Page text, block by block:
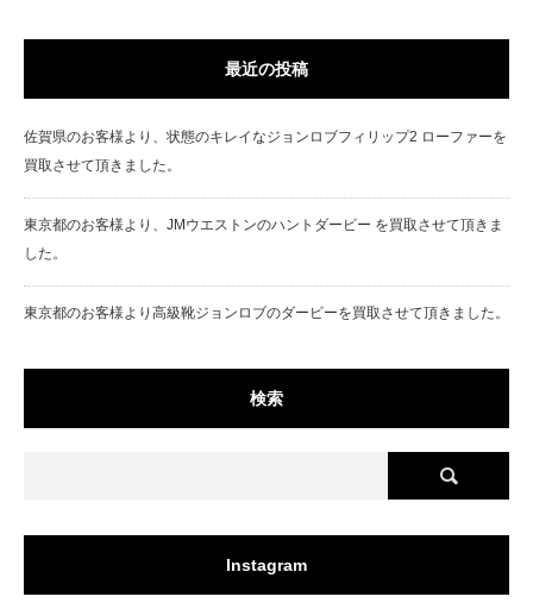
最近の投稿
佐賀県のお客様より、状態のキレイなジョンロブフィリップ2 ローファーを
買取させて頂きました。
東京都のお客様より、JMウエストンのハントダービー を買取させて頂きま
した。
東京都のお客様より高級靴ジョンロブのダービーを買取させて頂きました。
検索
Instagram